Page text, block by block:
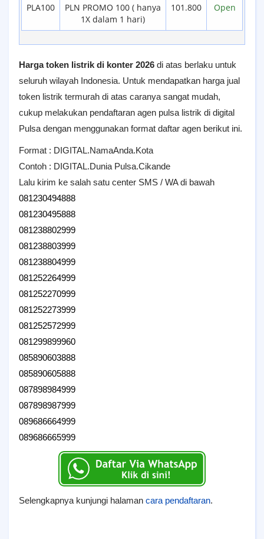
PLA100
PLN PROMO 100 ( hanya
1X dalam 1 hari)
101.800 Open
Harga token listrik di konter 2026 di atas berlaku untuk
seluruh wilayah Indonesia. Untuk mendapatkan harga jual
token listrik termurah di atas caranya sangat mudah,
cukup melakukan pendaftaran agen pulsa listrik di digital
Pulsa dengan menggunakan format daftar agen berikut ini.
Format : DIGITAL.NamaAnda.Kota
Contoh : DIGITAL.Dunia Pulsa.Cikande
Lalu kirim ke salah satu center SMS / WA di bawah
081230494888
081230495888
081238802999
081238803999
081238804999
081252264999
081252270999
081252273999
081252572999
081299899960
085890603888
085890605888
087898984999
087898987999
089686664999
089686665999
Selengkapnya kunjungi halaman cara pendaftaran.